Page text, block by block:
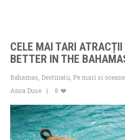
CELE MAI TARI ATRACȚII
BETTER IN THE
Bahamas Destinatii Pe mari si oceane
Anca Duse
8